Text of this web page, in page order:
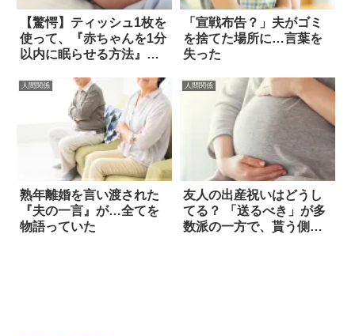
【驚愕】ティッシュ1枚を
使って、『赤ちゃんを1分
以内に眠らせる方法』が
「宣戦布告？」夫がゴミ
を捨てた場所に…言葉を
失った
人間関係
熟年離婚を言い渡された
『夫の一言』が…全てを
物語っていた
人間関係
友人の出産祝いはどうし
てる？ 「送るべき」が多
数派の一方で、貰う側か